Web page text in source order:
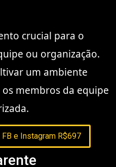
crucial para o
ou organização.
um ambiente
membros da equipe
e Instagram R$697